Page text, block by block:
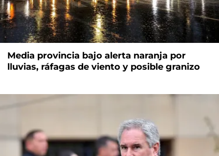
Media provincia bajo alerta naranja por
lluvias, ráfagas de viento y posible granizo